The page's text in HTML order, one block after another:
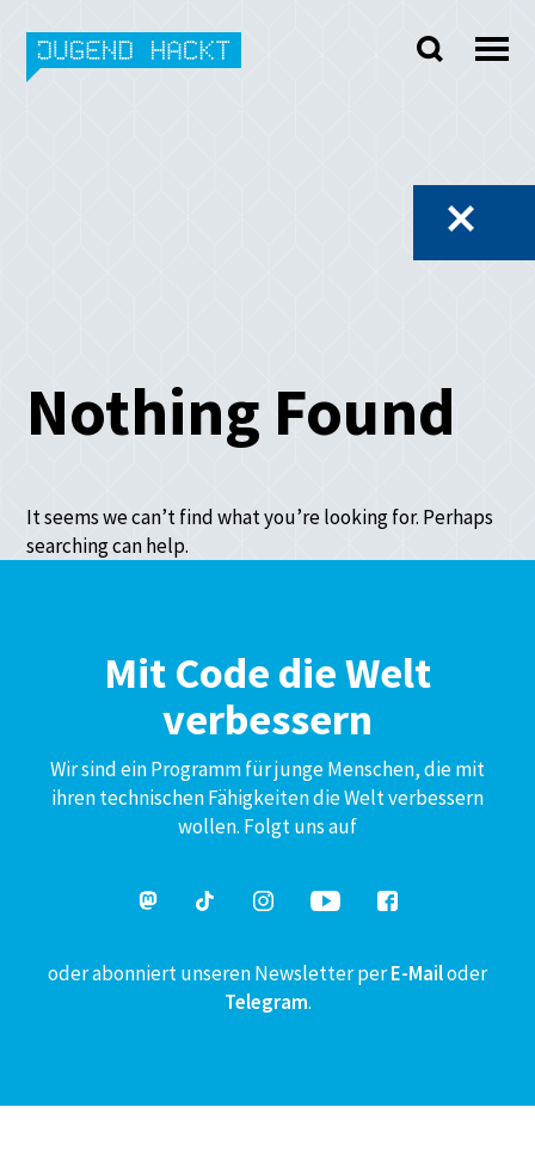
Skip
to
Nothing Found
It seems we can’t find what you’re looking for. Perhaps
searching can help.
Mit Code die Welt
verbessern
Wir sind ein Programm für junge Menschen, die mit
ihren technischen Fähigkeiten die Welt verbessern
wollen. Folgt uns auf
oder abonniert unseren Newsletter perE-Mailoder
Telegram.